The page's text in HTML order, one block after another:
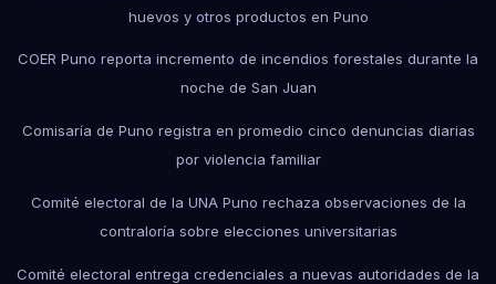
huevos y otros productos en Puno
COER Puno reporta incremento de incendios forestales durante la
noche de San Juan
Comisaría de Puno registra en promedio cinco denuncias diarias
por violencia familiar
Comité electoral de la UNA Puno rechaza observaciones de la
contraloría sobre elecciones universitarias
Comité electoral entrega credenciales a nuevas autoridades de la